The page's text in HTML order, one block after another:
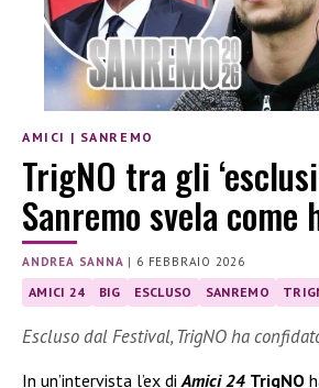
AMICI | SANREMO
TrigNO tra gli
Sanremo svela come
ANDREA SANNA | 6 FEBBRAIO 2026
AMICI 24 BIG ESCLUSO SANREMO
Escluso dal Festival, TrigNO ha
In un’intervista l’ex di Amici 24 TrigNO